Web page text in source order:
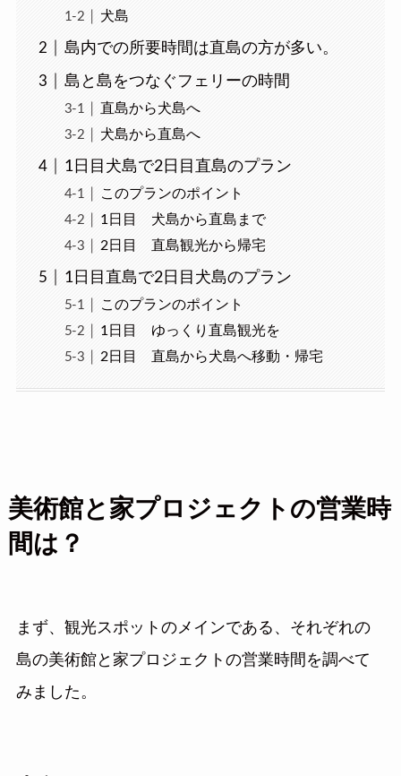
犬島
島内での所要時間は直島の方が多い。
島と島をつなぐフェリーの時間
直島から犬島へ
犬島から直島へ
1日目犬島で2日目直島のプラン
このプランのポイント
1日目 犬島から直島まで
2日目 直島観光から帰宅
1日目直島で2日目犬島のプラン
このプランのポイント
1日目 ゆっくり直島観光を
2日目 直島から犬島へ移動・帰宅
美術館と家プロジェクトの営業時
間は？
まず、観光スポットのメインである、それぞれの
島の美術館と家プロジェクトの営業時間を調べて
みました。